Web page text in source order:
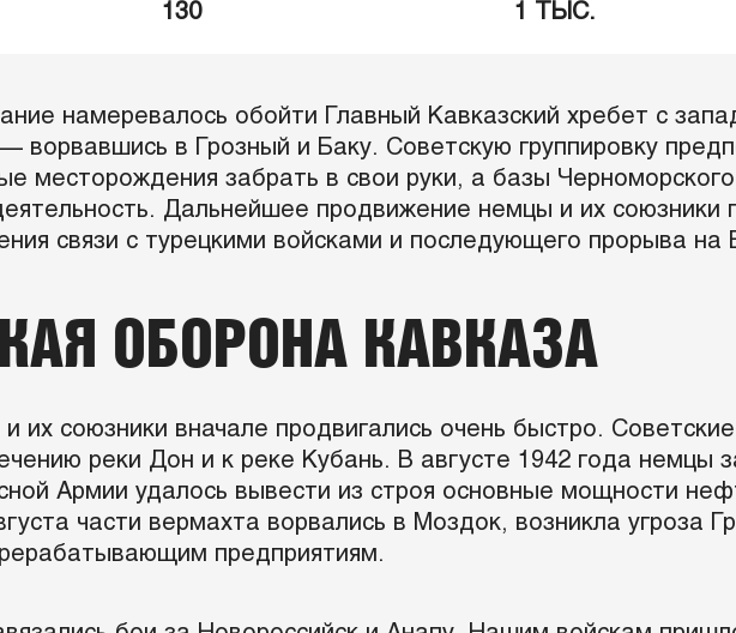
130 1 ТЫС.
намеревалось обойти Главный Кавказский хребет с
ворвавшись в Грозный и Баку. Советскую группировку
месторождения забрать в свои руки, а базы
Дальнейшее продвижение немцы и их союзники
связи с турецкими войсками и последующего прорыва
ОБОРОНА КАВКАЗА
их союзники вначале продвигались очень быстро.
реки Дон и к реке Кубань. В августе 1942 года немцы
Армии удалось вывести из строя основные мощности
части вермахта ворвались в Моздок, возникла угроза
предприятиям.